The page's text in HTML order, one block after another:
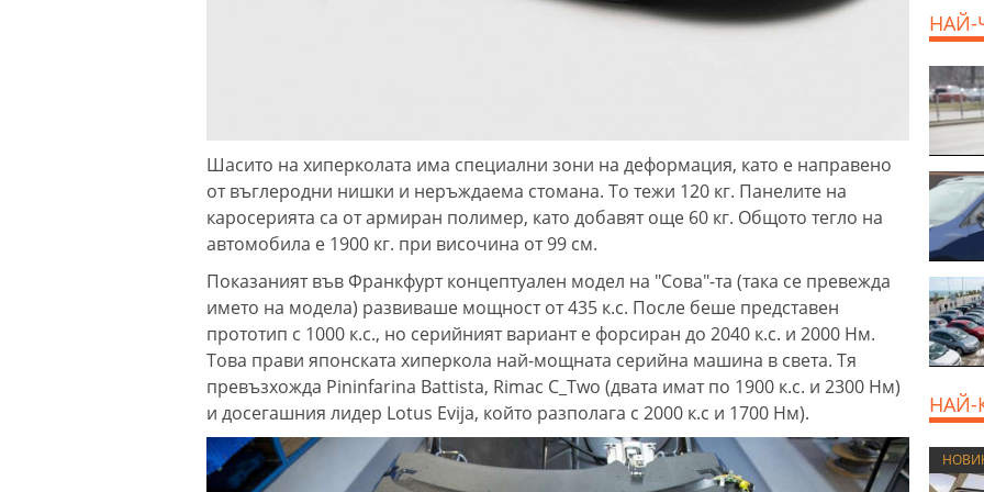
Шасито на хиперколата има специални зони на деформация, като е направено
от въглеродни нишки и неръждаема стомана. То тежи 120 кг. Панелите на
каросерията са от армиран полимер, като добавят още 60 кг. Общото тегло на
автомобила е 1900 кг. при височина от 99 см.
Показаният във Франкфурт концептуален модел на "Сова"-та (така се превежда
името на модела) развиваше мощност от 435 к.с. После беше представен
прототип с 1000 к.с., но серийният вариант е форсиран до 2040 к.с. и 2000 Нм.
Това прави японската хиперкола най-мощната серийна машина в света. Тя
превъзхожда Pininfarina Battista, Rimac C_Two (двата имат по 1900 к.с. и 2300 Нм)
и досегашния лидер Lotus Evija, който разполага с 2000 к.с и 1700 Нм).
НАЙ-
НАЙ-